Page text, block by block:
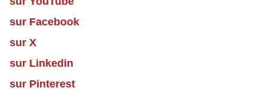
sur Facebook
sur X
sur Linkedin
sur Pinterest